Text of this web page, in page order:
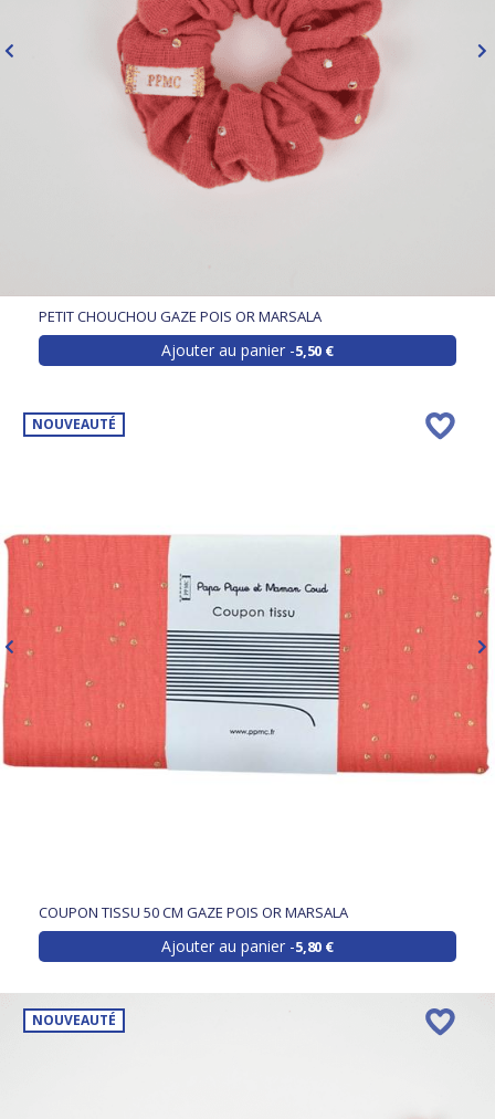
PETIT CHOUCHOU GAZE POIS OR MARSALA
Ajouter au panier 5,50 €
NOUVEAUTÉ
COUPON TISSU 50 CM GAZE POIS OR MARSALA
Ajouter au panier 5,80 €
NOUVEAUTÉ